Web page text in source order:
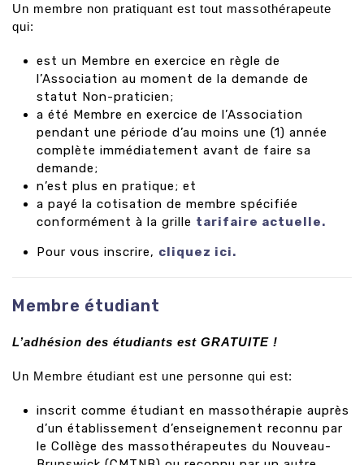
Un membre non pratiquant est tout massothérapeute
qui:
est un Membre en exercice en règle de
l’Association au moment de la demande de
statut Non-praticien;
a été Membre en exercice de l’Association
pendant une période d’au moins une (1) année
complète immédiatement avant de faire sa
demande;
n’est plus en pratique; et
a payé la cotisation de membre spécifiée
conformément à la grille tarifaire actuelle.
Pour vous inscrire, cliquez ici.
Membre étudiant
L’adhésion des étudiants est GRATUITE !
Un Membre étudiant est une personne qui est:
inscrit comme étudiant en massothérapie auprès
d’un établissement d’enseignement reconnu par
le Collège des massothérapeutes du Nouveau-